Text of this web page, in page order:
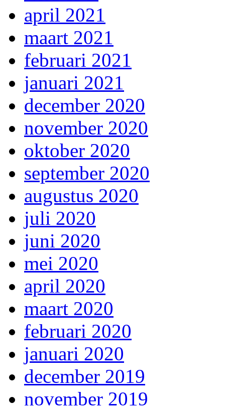
april 2021
maart 2021
februari 2021
januari 2021
december 2020
november 2020
oktober 2020
september 2020
augustus 2020
juli 2020
juni 2020
mei 2020
april 2020
maart 2020
februari 2020
januari 2020
december 2019
november 2019